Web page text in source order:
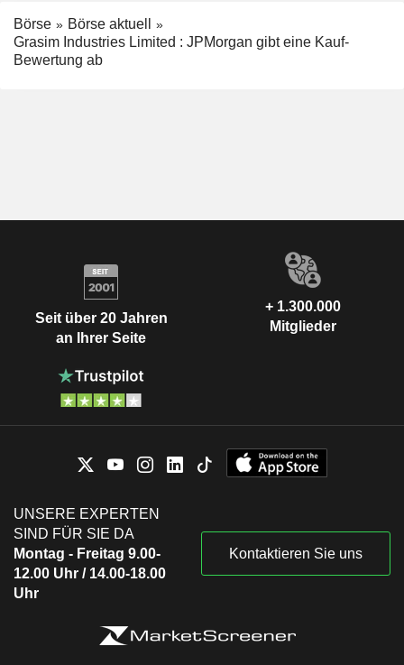
Börse
Börse aktuell
Grasim Industries Limited : JPMorgan gibt eine Kauf-
Bewertung ab
Seit über 20 Jahren
an Ihrer Seite
+ 1.300.000
Mitglieder
UNSERE EXPERTEN
SIND FÜR SIE DA
Montag - Freitag 9.00-
12.00 Uhr / 14.00-18.00
Uhr
Kontaktieren Sie uns